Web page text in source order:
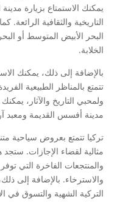
يمكنك الاستمتاع بزيارة
التاريخية والثقافية
البحر الأبيض المتوسط أو
الخلابة.
بالإضافة إلى ذلك، يمكنك
تتمتع بالمناظر الطبيعية
ولمحبي التاريخ والآثار،
مدينة أفسس القديمة ومعبد
تركيا تتمتع بعروض سياحية
مثالية لقضاء الإجازات. ستجد
والمنتجعات الفاخرة التي
والاسترخاء. بالإضافة إلى
التركية الشهية والتسوق في